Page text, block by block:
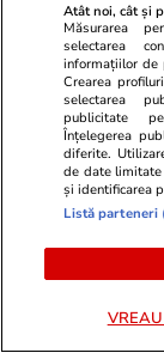
Politică
Ciprian
bugetare”
Primăria
gaură, apare
PARTENERI
Atât noi, cât și
Măsurarea
selectarea
informațiilor de
Crearea
selectarea
publicitate
Înțelegerea
diferite.
de date limitate
și identificarea
Listă parteneri